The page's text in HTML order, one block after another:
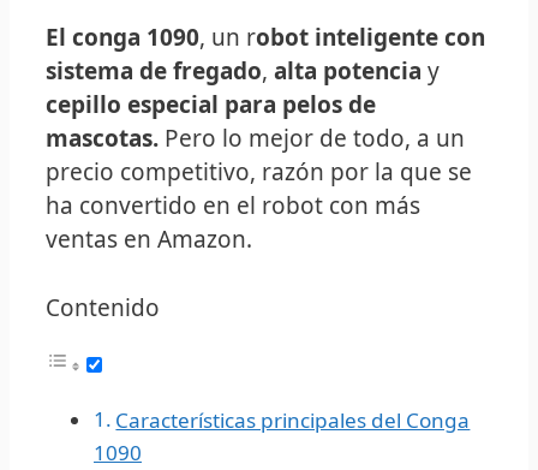
El conga 1090, un robot inteligente con
sistema de fregado, alta potencia y
cepillo especial para pelos de
mascotas. Pero lo mejor de todo, a un
precio competitivo, razón por la que se
ha convertido en el robot con más
ventas en Amazon.
Contenido
Características principales del Conga
1090